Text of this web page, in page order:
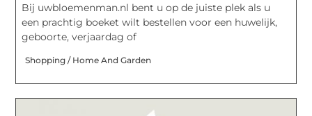
Bij uwbloemenman.nl bent u op de juiste plek als u
een prachtig boeket wilt bestellen voor een huwelijk,
geboorte, verjaardag of
Shopping / Home And Garden